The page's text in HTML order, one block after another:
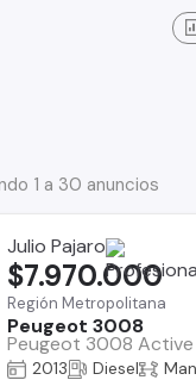
1 a 30 anuncios
Julio Pajaro
Región Metropolitana
Peugeot 3008
Peugeot 3008 Active
$7.970.000
2013 Diesel